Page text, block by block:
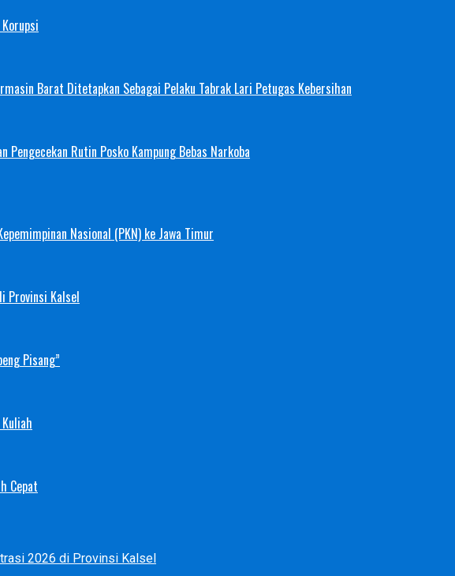
Barat Ditetapkan Sebagai Pelaku Tabrak Lari Petugas Kebersihan
Pengecekan Rutin Posko Kampung Bebas Narkoba
Nasional (PKN) ke Jawa Timur
Provinsi Kalsel
Pisang”
Cepat
2026 di Provinsi Kalsel